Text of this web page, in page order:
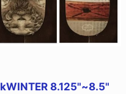
8.125"~8.5"